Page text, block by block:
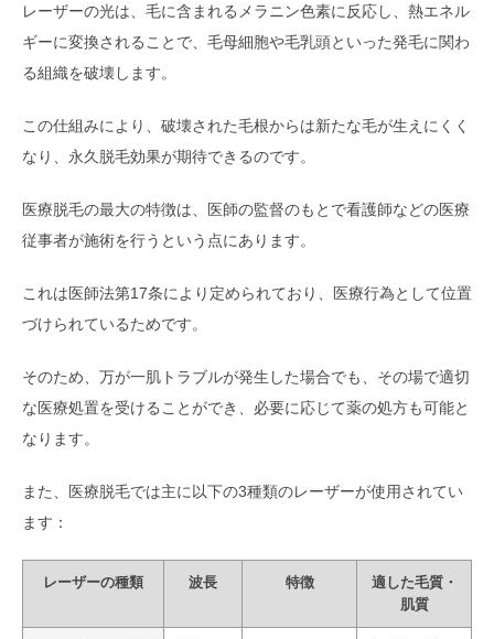
レーザーの光は、毛に含まれるメラニン色素に反応し、熱エネル
ギーに変換されることで、毛母細胞や毛乳頭といった発毛に関わ
る組織を破壊します。
この仕組みにより、破壊された毛根からは新たな毛が生えにくく
なり、永久脱毛効果が期待できるのです。
医療脱毛の最大の特徴は、医師の監督のもとで看護師などの医療
従事者が施術を行うという点にあります。
これは医師法第17条により定められており、医療行為として位置
づけられているためです。
そのため、万が一肌トラブルが発生した場合でも、その場で適切
な医療処置を受けることができ、必要に応じて薬の処方も可能と
なります。
また、医療脱毛では主に以下の3種類のレーザーが使用されてい
ます：
レーザーの種類 波長 特徴
適した毛質・
肌質